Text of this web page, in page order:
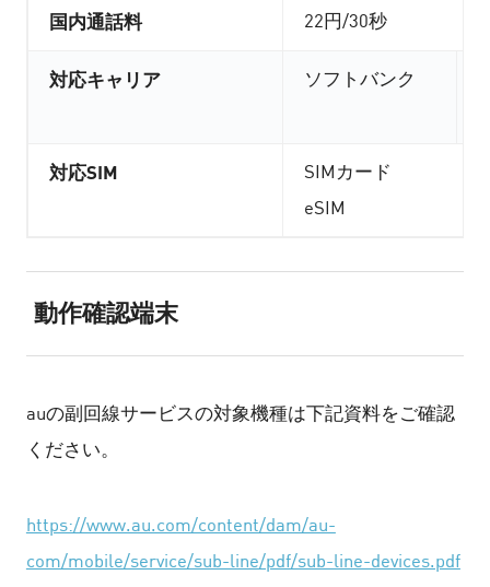
国内通話料 22円/30秒
対応キャリア ソフトバンク
対応SIM
SIMカード
eSIM
動作確認端末
auの副回線サービスの対象機種は下記資料をご確認
ください。
https://www.au.com/content/dam/au-
com/mobile/service/sub-line/pdf/sub-line-devices.pdf